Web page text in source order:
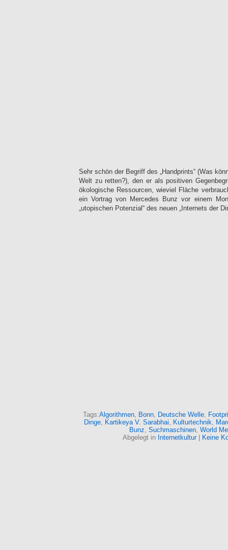
Sehr schön der Begriff des „Handprints“ (Was
Welt zu retten?), den er als positiven
ökologische Ressourcen, wieviel Fläche
ein Vortrag von Mercedes Bunz vor einem
„utopischen Potenzial“ des neuen „Internets der
Tags:Algorithmen, Bonn, Deutsche Welle,
Dinge, Kartikeya V. Sarabhai, Kulturtechnik,
Bunz, Suchmaschinen, World
Abgelegt in Internetkultur| Keine